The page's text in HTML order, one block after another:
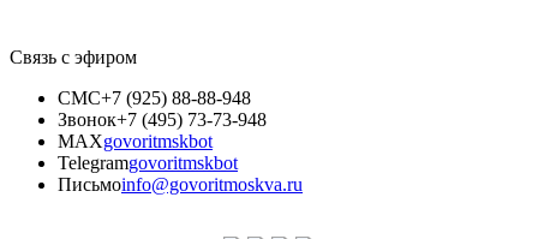
Связь с эфиром
СМС+7 (925) 88-88-948
Звонок+7 (495) 73-73-948
MAXgovoritmskbot
Telegramgovoritmskbot
Письмоinfo@govoritmoskva.ru